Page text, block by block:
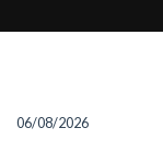
06/08/2026